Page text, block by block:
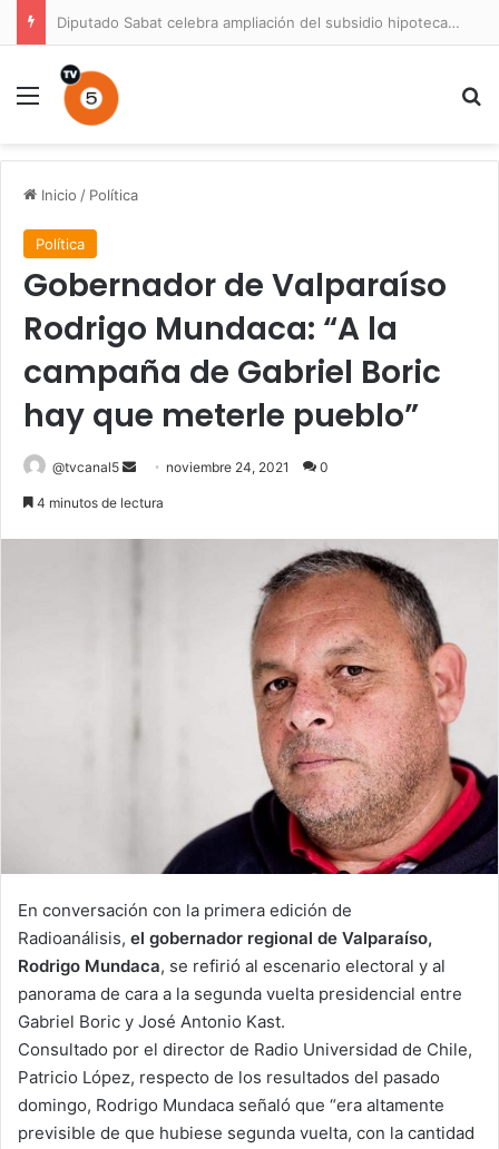
Diputado Sabat celebra ampliación del subsidio hipotecario con viviendas de hasta 6.000 UF
Menú
Inicio / Política
Política
Gobernador de Valparaíso
Rodrigo Mundaca: “A la
campaña de Gabriel Boric
hay que meterle pueblo”
@tvcanal5
Send noviembre 24, 2021 0
4 minutos de lectura
En conversación con la primera edición de
Radioanálisis, el gobernador regional de Valparaíso,
Rodrigo Mundaca, se refirió al escenario electoral y al
panorama de cara a la segunda vuelta presidencial entre
Gabriel Boric y José Antonio Kast.
Consultado por el director de Radio Universidad de Chile,
Patricio López, respecto de los resultados del pasado
domingo, Rodrigo Mundaca señaló que “era altamente
previsible de que hubiese segunda vuelta, con la cantidad